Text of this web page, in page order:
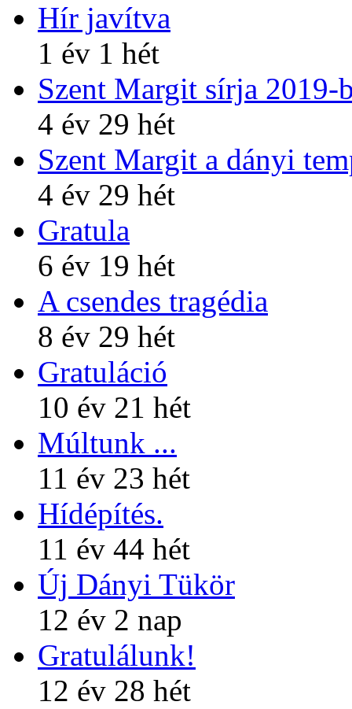
Hír javítva
1 év 1 hét
Szent Margit sírja 2019-
4 év 29 hét
Szent Margit a dányi
4 év 29 hét
Gratula
6 év 19 hét
A csendes tragédia
8 év 29 hét
Gratuláció
10 év 21 hét
Múltunk ...
11 év 23 hét
Hídépítés.
11 év 44 hét
Új Dányi Tükör
12 év 2 nap
Gratulálunk!
12 év 28 hét